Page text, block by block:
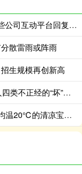
明珠国际 [热闻寻踪]多家连续涨停！这些公司互动平台回复投资者关切，“Token经济”能让算力租赁火多久？
散雷雨或阵雨
生规模再创新高
航心配资 35岁女人亲口承认：想要男人四类不正经的“坏”，越坏越离不开
华楚新起点 酷热夏天去哪儿避暑，6个均温20℃的清凉宝地，这个夏天去哪一个